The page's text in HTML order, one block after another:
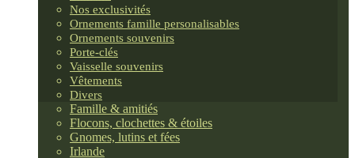
Nos exclusivités
Ornements famille personalisables
Ornements souvenirs
Porte-clés
Vaisselle souvenirs
Vêtements
Divers
Famille & amitiés
Flocons, clochettes & étoiles
Gnomes, lutins et fées
Irlande